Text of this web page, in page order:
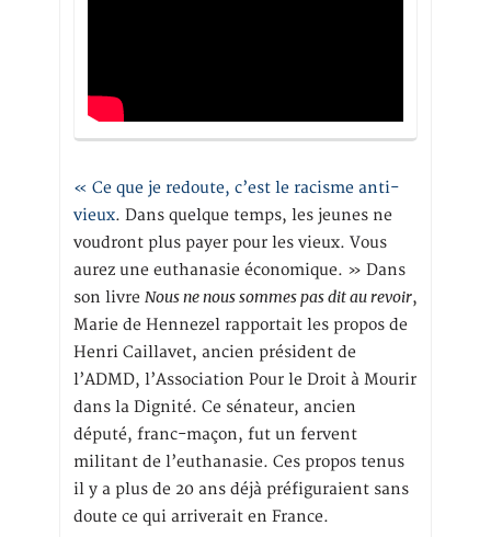
« Ce que je redoute, c’est le racisme anti-
vieux. Dans quelque temps, les jeunes ne
voudront plus payer pour les vieux. Vous
aurez une euthanasie économique. » Dans
son livre Nous ne nous sommes pas dit au revoir,
Marie de Hennezel rapportait les propos de
Henri Caillavet, ancien président de
l’ADMD, l’Association Pour le Droit à Mourir
dans la Dignité. Ce sénateur, ancien
député, franc-maçon, fut un fervent
militant de l’euthanasie. Ces propos tenus
il y a plus de 20 ans déjà préfiguraient sans
doute ce qui arriverait en France.